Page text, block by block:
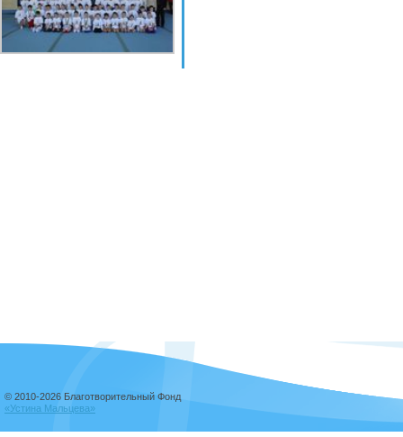
© 2010-2026 Благотворительный Фонд
«Устина Мальцева»